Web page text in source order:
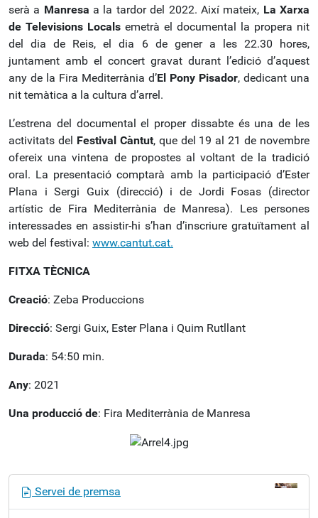
serà a Manresa a la tardor del 2022. Així mateix, La Xarxa
de Televisions Locals emetrà el documental la propera nit
del dia de Reis, el dia 6 de gener a les 22.30 hores,
juntament amb el concert gravat durant l’edició d’aquest
any de la Fira Mediterrània d’El Pony Pisador, dedicant una
nit temàtica a la cultura d’arrel.
L’estrena del documental el proper dissabte és una de les
activitats del Festival Càntut, que del 19 al 21 de novembre
ofereix una vintena de propostes al voltant de la tradició
oral. La presentació comptarà amb la participació d’Ester
Plana i Sergi Guix (direcció) i de Jordi Fosas (director
artístic de Fira Mediterrània de Manresa). Les persones
interessades en assistir-hi s’han d’inscriure gratuïtament al
web del festival: www.cantut.cat.
FITXA TÈCNICA
Creació: Zeba Produccions
Direcció: Sergi Guix, Ester Plana i Quim Rutllant
Durada: 54:50 min.
Any: 2021
Una producció de: Fira Mediterrània de Manresa
Servei de premsa